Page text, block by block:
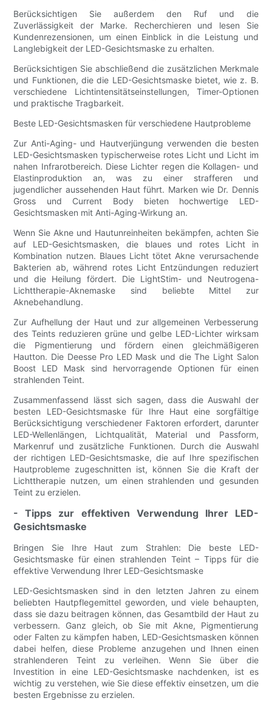
Berücksichtigen Sie außerdem den Ruf und die
Zuverlässigkeit der Marke. Recherchieren und lesen Sie
Kundenrezensionen, um einen Einblick in die Leistung und
Langlebigkeit der LED-Gesichtsmaske zu erhalten.
Berücksichtigen Sie abschließend die zusätzlichen Merkmale
und Funktionen, die die LED-Gesichtsmaske bietet, wie z. B.
verschiedene Lichtintensitätseinstellungen, Timer-Optionen
und praktische Tragbarkeit.
Beste LED-Gesichtsmasken für verschiedene Hautprobleme
Zur Anti-Aging- und Hautverjüngung verwenden die besten
LED-Gesichtsmasken typischerweise rotes Licht und Licht im
nahen Infrarotbereich. Diese Lichter regen die Kollagen- und
Elastinproduktion an, was zu einer strafferen und
jugendlicher aussehenden Haut führt. Marken wie Dr. Dennis
Gross und Current Body bieten hochwertige LED-
Gesichtsmasken mit Anti-Aging-Wirkung an.
Wenn Sie Akne und Hautunreinheiten bekämpfen, achten Sie
auf LED-Gesichtsmasken, die blaues und rotes Licht in
Kombination nutzen. Blaues Licht tötet Akne verursachende
Bakterien ab, während rotes Licht Entzündungen reduziert
und die Heilung fördert. Die LightStim- und Neutrogena-
Lichttherapie-Aknemaske sind beliebte Mittel zur
Aknebehandlung.
Zur Aufhellung der Haut und zur allgemeinen Verbesserung
des Teints reduzieren grüne und gelbe LED-Lichter wirksam
die Pigmentierung und fördern einen gleichmäßigeren
Hautton. Die Deesse Pro LED Mask und die The Light Salon
Boost LED Mask sind hervorragende Optionen für einen
strahlenden Teint.
Zusammenfassend lässt sich sagen, dass die Auswahl der
besten LED-Gesichtsmaske für Ihre Haut eine sorgfältige
Berücksichtigung verschiedener Faktoren erfordert, darunter
LED-Wellenlängen, Lichtqualität, Material und Passform,
Markenruf und zusätzliche Funktionen. Durch die Auswahl
der richtigen LED-Gesichtsmaske, die auf Ihre spezifischen
Hautprobleme zugeschnitten ist, können Sie die Kraft der
Lichttherapie nutzen, um einen strahlenden und gesunden
Teint zu erzielen.
- Tipps zur effektiven Verwendung Ihrer LED-
Gesichtsmaske
Bringen Sie Ihre Haut zum Strahlen: Die beste LED-
Gesichtsmaske für einen strahlenden Teint – Tipps für die
effektive Verwendung Ihrer LED-Gesichtsmaske
LED-Gesichtsmasken sind in den letzten Jahren zu einem
beliebten Hautpflegemittel geworden, und viele behaupten,
dass sie dazu beitragen können, das Gesamtbild der Haut zu
verbessern. Ganz gleich, ob Sie mit Akne, Pigmentierung
oder Falten zu kämpfen haben, LED-Gesichtsmasken können
dabei helfen, diese Probleme anzugehen und Ihnen einen
strahlenderen Teint zu verleihen. Wenn Sie über die
Investition in eine LED-Gesichtsmaske nachdenken, ist es
wichtig zu verstehen, wie Sie diese effektiv einsetzen, um die
besten Ergebnisse zu erzielen.